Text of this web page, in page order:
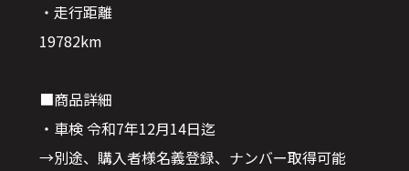
・走行距離
19782km
■商品詳細
・車検 令和7年12月14日迄
→別途、購入者様名義登録、ナンバー取得可能